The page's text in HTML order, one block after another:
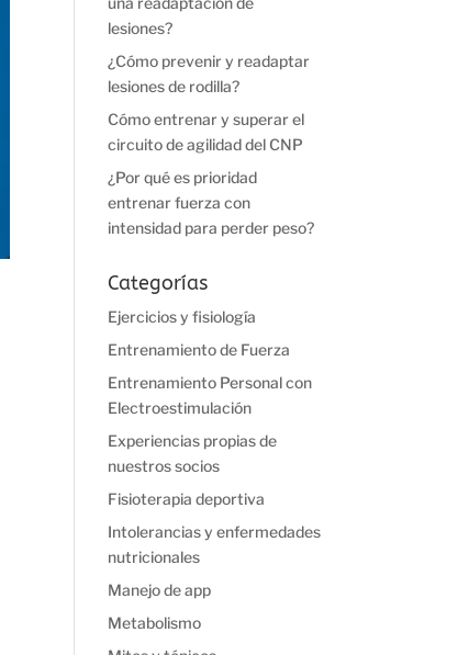
lesiones?
¿Cómo prevenir y readaptar
lesiones de rodilla?
Cómo entrenar y superar el
circuito de agilidad del CNP
¿Por qué es prioridad
entrenar fuerza con
intensidad para perder peso?
Categorías
Ejercicios y fisiología
Entrenamiento de Fuerza
Entrenamiento Personal con
Electroestimulación
Experiencias propias de
nuestros socios
Fisioterapia deportiva
Intolerancias y enfermedades
nutricionales
Manejo de app
Metabolismo